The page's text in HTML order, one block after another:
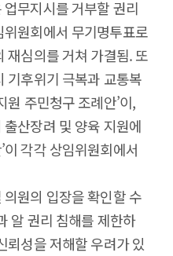
무지시를 거부할 권리
원회에서 무기명투표로
재심의를 거쳐 가결됨. 또
기후위기 극복과 교통복
주민청구 조례안’이,
산장려 및 양육 지원에
각각 상임위원회에서
원의 입장을 확인할 수
알 권리 침해를 제한하
뢰성을 저해할 우려가 있